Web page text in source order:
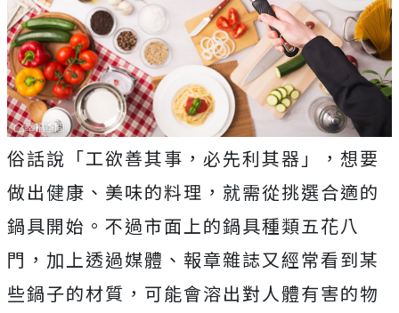
俗話說「工欲善其事，必先利其器」，想要
做出健康、美味的料理，就需從挑選合適的
鍋具開始。不過市面上的鍋具種類五花八
門，加上透過媒體、報章雜誌又經常看到某
些鍋子的材質，可能會溶出對人體有害的物